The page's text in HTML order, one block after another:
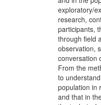
exploratory/
research,
participants,
through field
observation,
conversation
From the
to
population in
and that in